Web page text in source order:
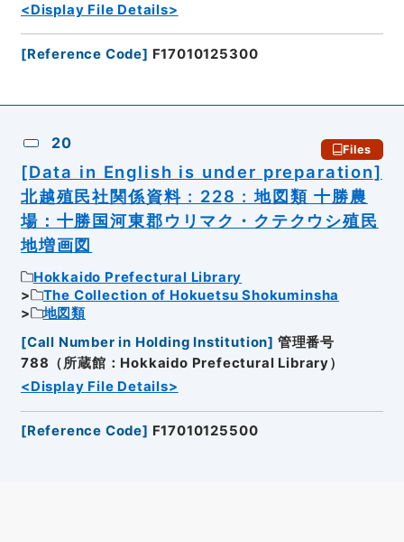
<Display File Details>
[Reference Code] F17010125300
20 Files
[Data in English is under preparation]
北越殖民社関係資料 : 228 : 地図類 十勝農
場：十勝国河東郡ウリマク・クテクウシ殖民
地増画図
Hokkaido Prefectural Library
The Collection of Hokuetsu Shokuminsha
地図類
[Call Number in Holding Institution] 管理番号
788（所蔵館：Hokkaido Prefectural Library）
<Display File Details>
[Reference Code] F17010125500